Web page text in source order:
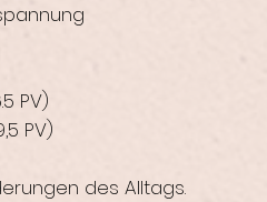
PV)
PV)
des Alltags.